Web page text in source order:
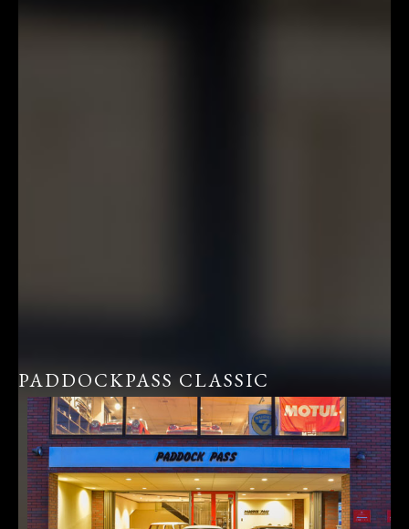
PADDOCKPASS CLASSIC